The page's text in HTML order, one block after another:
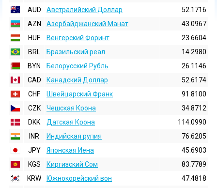
AUD
Австралийский Доллар
52.1716
AZN
Азербайджанский Манат
43.0967
HUF
Венгерский Форинт
23.6604
BRL
Бразильский реал
14.2980
BYN
Белорусский Рубль
26.1146
CAD
Канадский Доллар
52.6174
CHF
Швейцарский Франк
91.8100
CZK
Чешская Крона
34.8712
DKK
Датская Крона
114.0990
INR
Индийская pупия
76.6205
JPY
Японская Иена
45.6903
KGS
Киргизский Сом
83.7789
KRW
Южнокорейский вон
47.4818